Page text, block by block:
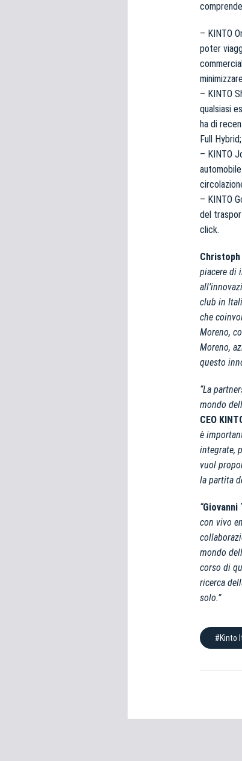
– KINTO
poter
– KINTO
qualsiasi
ha di
Full Hybrid;
– KINTO
– KINTO
del
click.
piacere di
club in
che
Moreno,
Moreno,
questo
“La
mondo
CEO
è
integrate,
vuol
la partita
“
con vivo
mondo
corso di
ricerca
solo.”
#Kinto